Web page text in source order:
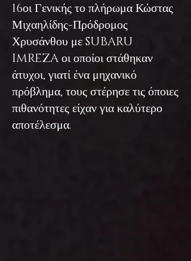
16οι Γενικής το πλήρωμα Κώστας
Μιχαηλίδης-Πρόδρομος
Χρυσάνθου με SUBARU
IMREZA οι οποίοι στάθηκαν
άτυχοι, γιατί ένα μηχανικό
πρόβλημα, τους στέρησε τις όποιες
πιθανότητες είχαν για καλύτερο
αποτέλεσμα.